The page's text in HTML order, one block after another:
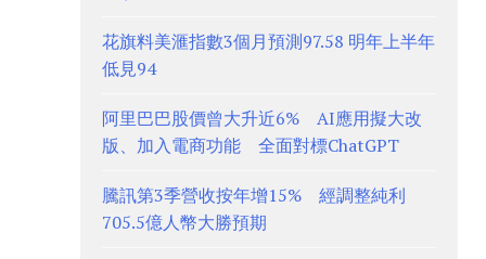
花旗料美滙指數3個月預測97.58 明年上半年
低見94
阿里巴巴股價曾大升近6% AI應用擬大改
版、加入電商功能 全面對標ChatGPT
騰訊第3季營收按年增15% 經調整純利
705.5億人幣大勝預期